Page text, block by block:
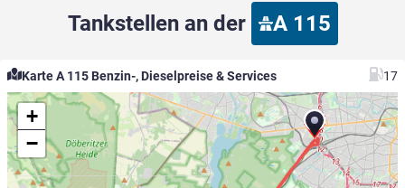
Tankstellen an der A 115
Karte A 115 Benzin-, Dieselpreise & Services 17
+
−